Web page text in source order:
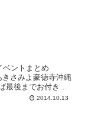
きさみよ豪徳寺沖縄
2014.10.13